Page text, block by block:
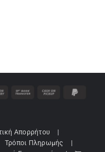
Απορρήτου
Τρόποι Πληρωμής